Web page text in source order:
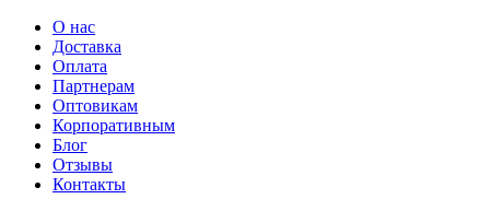
О нас
Доставка
Оплата
Партнерам
Оптовикам
Корпоративным
Блог
Отзывы
Контакты